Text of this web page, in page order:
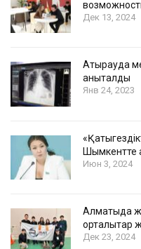
Дек 13, 2024
Атырауда
анықталды
Янв 24, 2023
Шымкентте
Июн 3, 2024
Алматыда
орталықтар
Дек 23, 2024